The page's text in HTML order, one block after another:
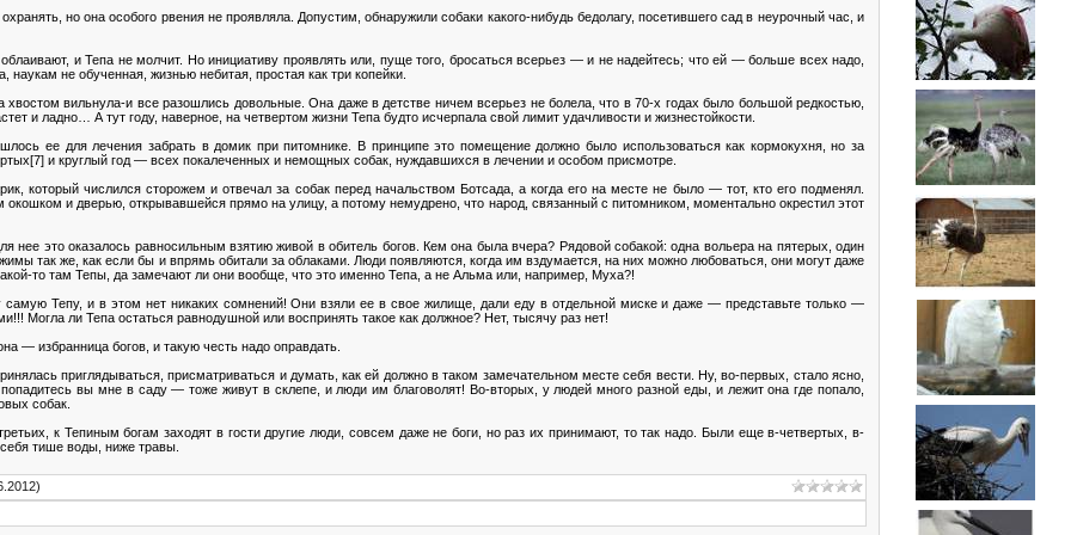
но она особого рвения не проявляла. Допустим, обнаружили собаки какого-нибудь бедолагу, посетившего сад в неурочный час, и
и Тепа не молчит. Но инициативу проявлять или, пуще того, бросаться всерьез — и не надейтесь; что ей — больше всех надо,
не обученная, жизнью небитая, простая как три копейки.
вильнула-и все разошлись довольные. Она даже в детстве ничем всерьез не болела, что в 70-х годах было большой редкостью,
и ладно… А тут году, наверное, на четвертом жизни Тепа будто исчерпала свой лимит удачливости и жизнестойкости.
ее для лечения забрать в домик при питомнике. В принципе это помещение должно было использоваться как кормокухня, но за
и круглый год — всех покалеченных и немощных собак, нуждавшихся в лечении и особом присмотре.
который числился сторожем и отвечал за собак перед начальством Ботсада, а когда его на месте не было — тот, кто его подменял.
и дверью, открывавшейся прямо на улицу, а потому немудрено, что народ, связанный с питомником, моментально окрестил этот
нее это оказалось равносильным взятию живой в обитель богов. Кем она была вчера? Рядовой собакой: одна вольера на пятерых, один
так же, как если бы и впрямь обитали за облаками. Люди появляются, когда им вздумается, на них можно любоваться, они могут даже
то там Тепы, да замечают ли они вообще, что это именно Тепа, а не Альма или, например, Муха?!
самую Тепу, и в этом нет никаких сомнений! Они взяли ее в свое жилище, дали еду в отдельной миске и даже — представьте только —
Могла ли Тепа остаться равнодушной или воспринять такое как должное? Нет, тысячу раз нет!
— избранница богов, и такую честь надо оправдать.
приглядываться, присматриваться и думать, как ей должно в таком замечательном месте себя вести. Ну, во-первых, стало ясно,
вы мне в саду — тоже живут в склепе, и люди им благоволят! Во-вторых, у людей много разной еды, и лежит она где попало,
собак.
к Тепиным богам заходят в гости другие люди, совсем даже не боги, но раз их принимают, то так надо. Были еще в-четвертых, в-
тише воды, ниже травы.